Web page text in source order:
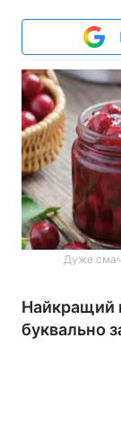
Дуже
Найкращий
буквально